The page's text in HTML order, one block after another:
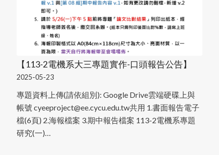
【113-2電機系大三專題實作-口頭報告公告】
2025-05-23
專題資料上傳(請依組別): Google Drive雲端硬碟上與
帳號 cyeeproject@ee.cycu.edu.tw共用 1.書面報告電子
檔(6頁) 2.海報檔案 3.期中報告檔案 113-2電機系專題
研究(一)…